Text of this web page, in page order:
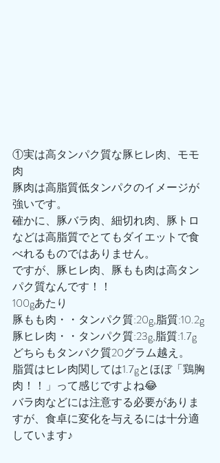
①実は高タンパク質な豚ヒレ肉、モモ
肉
豚肉は高脂質低タンパクのイメージが
強いです。
確かに、豚バラ肉、細切れ肉、豚トロ
などは高脂質でとてもダイエットで食
べれるものではありません。
ですが、豚ヒレ肉、豚もも肉は高タン
パク質なんです！！
100gあたり
豚もも肉・・タンパク質:20g,脂質:10.2g
豚ヒレ肉・・タンパク質:23g,脂質:1.7g
どちらもタンパク質20グラム越え。
脂質はヒレ肉関しては1.7gとほぼ「鶏胸
肉！！」って感じですよね😂
バラ肉などには注意する必要がありま
すが、食卓に変化を与えるには十分適
しています♪